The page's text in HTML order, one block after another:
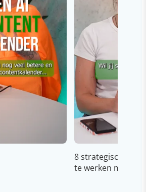
8 strategische
te werken met